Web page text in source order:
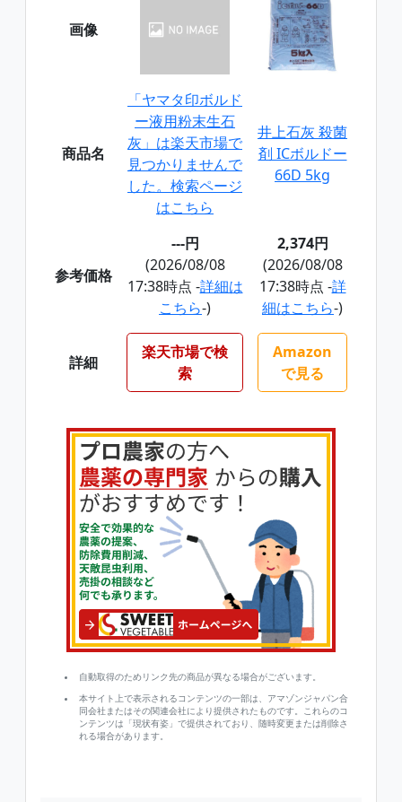
画像
商品名
「ヤマタ印ボルド
ー液用粉末生石
灰」は楽天市場で
見つかりませんで
した。検索ページ
はこちら
井上石灰 殺菌
剤 ICボルドー
66D 5kg
参考価格
---円
(2026/08/08
17:38時点 -詳細は
こちら-)
2,374円
(2026/08/08
17:38時点 -詳
細はこちら-)
詳細
楽天市場で検
索
Amazon
で見る
自動取得のためリンク先の商品が異なる場合がございます。
本サイト上で表示されるコンテンツの一部は、アマゾンジャパン合
同会社またはその関連会社により提供されたものです。これらのコ
ンテンツは「現状有姿」で提供されており、随時変更または削除さ
れる場合があります。